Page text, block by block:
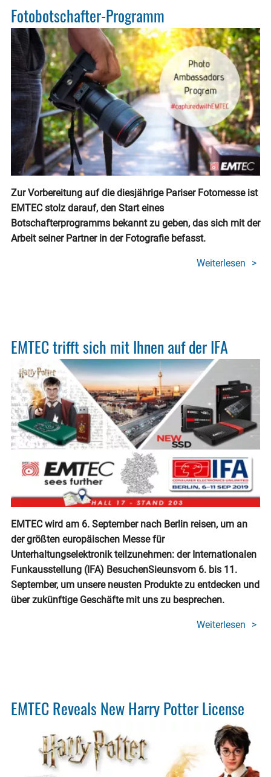
Fotobotschafter-Programm
Zur Vorbereitung auf die diesjährige Pariser Fotomesse ist
EMTEC stolz darauf, den Start eines
Botschafterprogramms bekannt zu geben, das sich mit der
Arbeit seiner Partner in der Fotografie befasst.
Weiterlesen über
EMTEC trifft sich mit Ihnen auf der IFA
EMTEC wird am 6. September nach Berlin reisen, um an
der größten europäischen Messe für
Unterhaltungselektronik teilzunehmen: der Internationalen
Funkausstellung (IFA) BesuchenSieunsvom 6. bis 11.
September, um unsere neusten Produkte zu entdecken und
über zukünftige Geschäfte mit uns zu besprechen.
Weiterlesen über
der
IFA
EMTEC Reveals New Harry Potter License